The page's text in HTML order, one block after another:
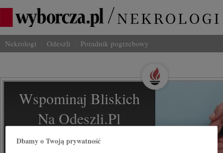
Nekrologi Odeszli Poradnik pogrzebowy
Wspominaj Bliskich
Na Odeszli.pl
Jak ich zapamiętaliśmy? Serwis
Dbamy o Twoją prywatność